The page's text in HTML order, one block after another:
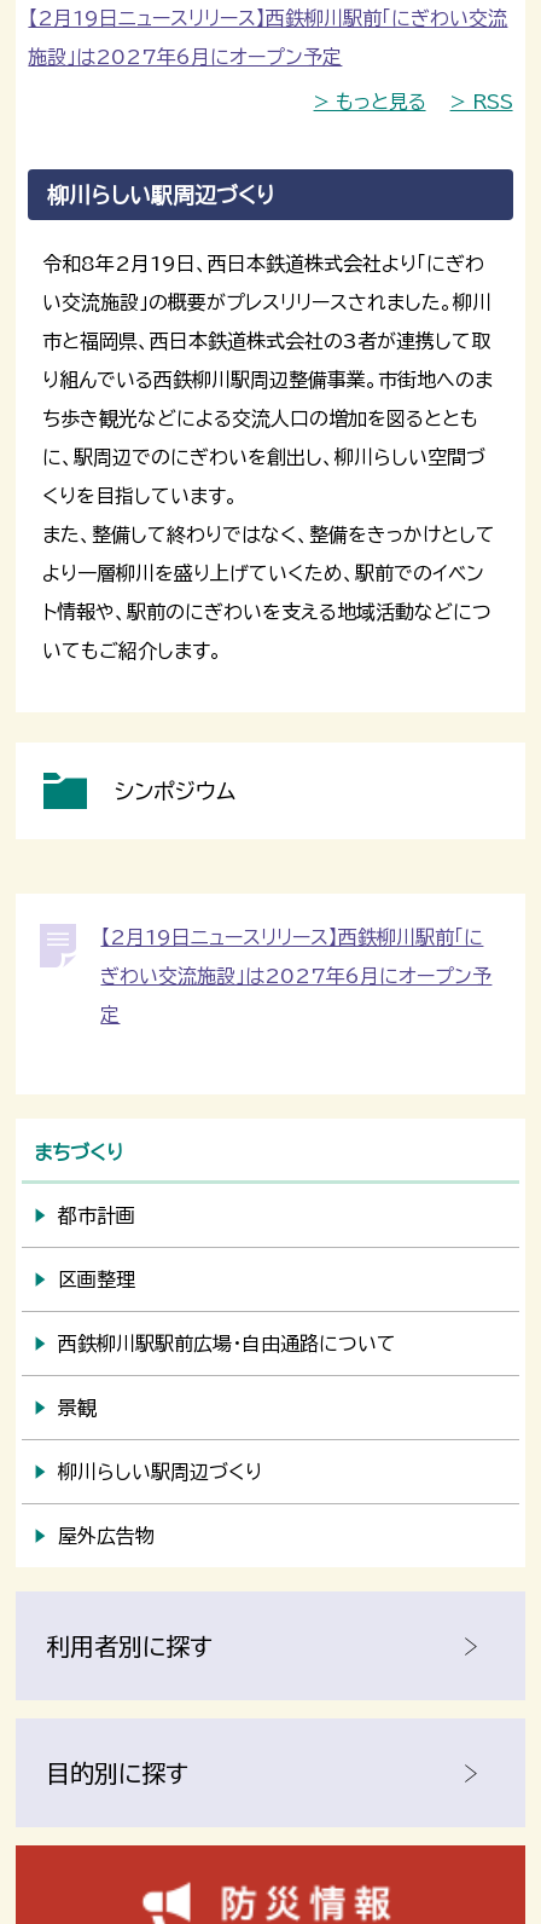
【2月19日ニュースリリース】西鉄柳川駅前「にぎわい交流
施設」は2027年6月にオープン予定
> もっと見る > RSS
柳川らしい駅周辺づくり
令和8年2月19日、西日本鉄道株式会社より「にぎわ
い交流施設」の概要がプレスリリースされました。柳川
市と福岡県、西日本鉄道株式会社の3者が連携して取
り組んでいる西鉄柳川駅周辺整備事業。市街地へのま
ち歩き観光などによる交流人口の増加を図るととも
に、駅周辺でのにぎわいを創出し、柳川らしい空間づ
くりを目指しています。
また、整備して終わりではなく、整備をきっかけとして
より一層柳川を盛り上げていくため、駅前でのイベン
ト情報や、駅前のにぎわいを支える地域活動などにつ
いてもご紹介します。
シンポジウム
【2月19日ニュースリリース】西鉄柳川駅前「に
ぎわい交流施設」は2027年6月にオープン予
定
まちづくり
都市計画
区画整理
西鉄柳川駅駅前広場・自由通路について
景観
柳川らしい駅周辺づくり
屋外広告物
利用者別に探す
目的別に探す